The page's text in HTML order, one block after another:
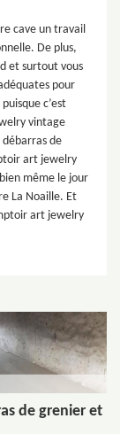
cave un travail
De plus,
et surtout vous
pour
c’est
vintage
de
art jewelry
même le jour
La Noaille. Et
art jewelry
de grenier et